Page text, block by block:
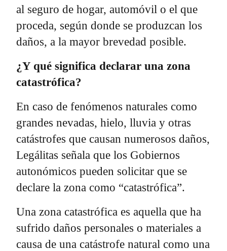
al seguro de hogar, automóvil o el que
proceda, según donde se produzcan los
daños, a la mayor brevedad posible.
¿Y qué significa declarar una zona
catastrófica?
En caso de fenómenos naturales como
grandes nevadas, hielo, lluvia y otras
catástrofes que causan numerosos daños,
Legálitas señala que los Gobiernos
autonómicos pueden solicitar que se
declare la zona como “catastrófica”.
Una zona catastrófica es aquella que ha
sufrido daños personales o materiales a
causa de una catástrofe natural como una